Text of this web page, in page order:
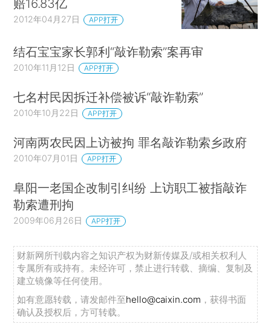
赔16.83亿
2012年04月27日 APP打开
结石宝宝家长郭利“敲诈勒索”案再审
2010年11月12日 APP打开
七名村民因拆迁补偿被诉“敲诈勒索”
2010年10月22日 APP打开
河南两农民因上访被拘 罪名敲诈勒索乡政府
2010年07月01日 APP打开
阜阳一老国企改制引纠纷 上访职工被指敲诈
勒索遭刑拘
2009年06月26日 APP打开
财新网所刊载内容之知识产权为财新传媒及/或相关权利人
专属所有或持有。未经许可，禁止进行转载、摘编、复制及
建立镜像等任何使用。
如有意愿转载，请发邮件至hello@caixin.com ，获得书面
确认及授权后，方可转载。